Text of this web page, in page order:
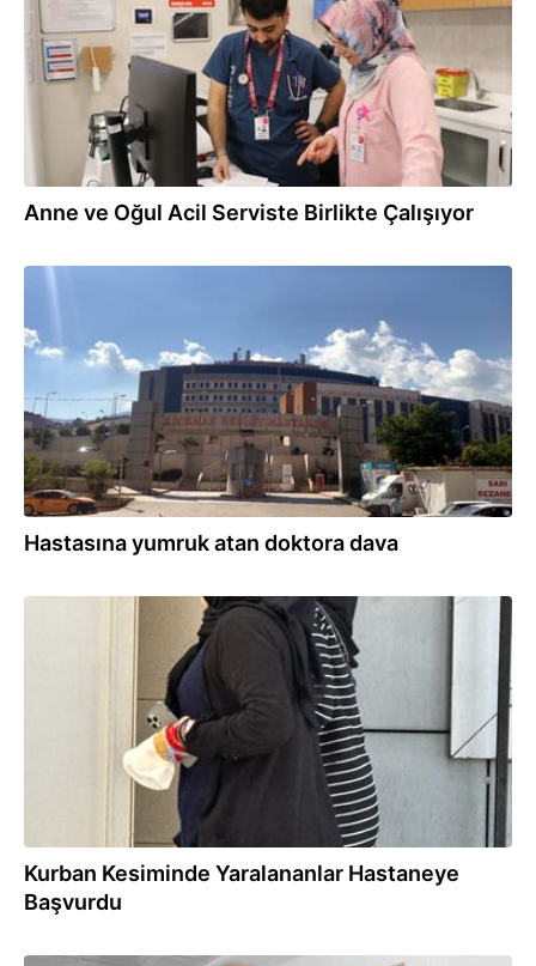
Anne ve Oğul Acil Serviste Birlikte Çalışıyor
Hastasına yumruk atan doktora dava
Kurban Kesiminde Yaralananlar Hastaneye
Başvurdu